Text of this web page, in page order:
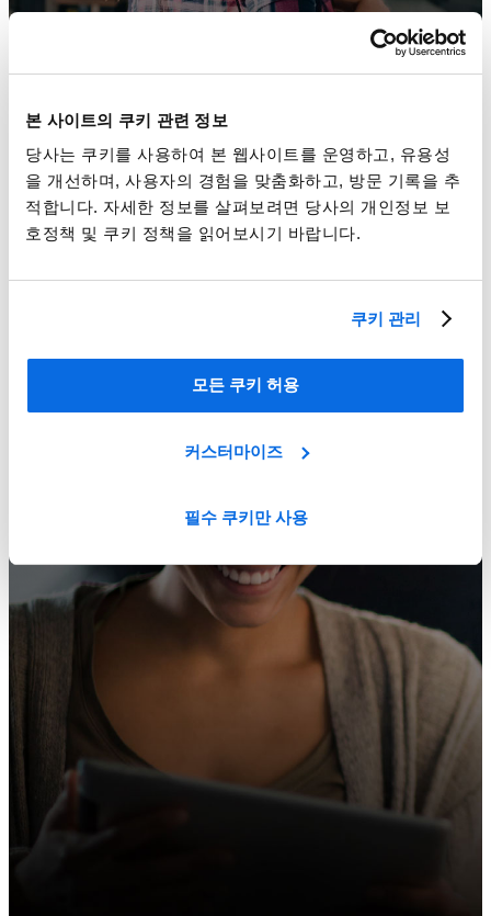
본 사이트의 쿠키 관련 정보
당사는 쿠키를 사용하여 본 웹사이트를 운영하고, 유용성
을 개선하며, 사용자의 경험을 맞춤화하고, 방문 기록을 추
적합니다. 자세한 정보를 살펴보려면 당사의 개인정보 보
호정책 및 쿠키 정책을 읽어보시기 바랍니다.
쿠키 관리
모든 쿠키 허용
커스터마이즈
필수 쿠키만 사용